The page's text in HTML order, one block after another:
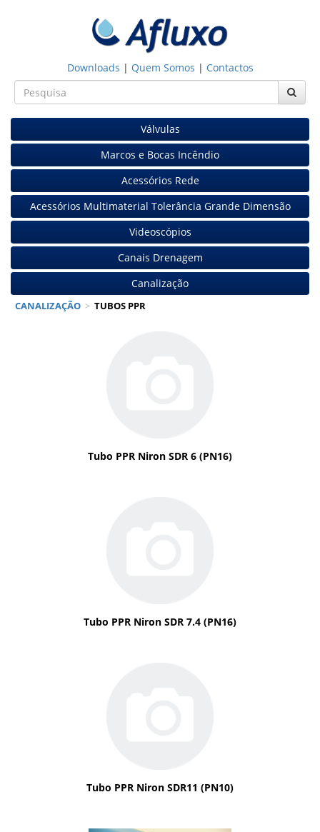
Downloads | Quem Somos | Contactos
Válvulas
Marcos e Bocas Incêndio
Acessórios Rede
Acessórios Multimaterial Tolerância Grande Dimensão
Videoscópios
Canais Drenagem
Canalização
CANALIZAÇÃO > TUBOS PPR
Tubo PPR Niron SDR 6 (PN16)
Tubo PPR Niron SDR 7.4 (PN16)
Tubo PPR Niron SDR11 (PN10)